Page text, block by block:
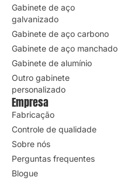
Gabinete de aço
galvanizado
Gabinete de aço carbono
Gabinete de aço manchado
Gabinete de alumínio
Outro gabinete
personalizado
Empresa
Fabricação
Controle de qualidade
Sobre nós
Perguntas frequentes
Blogue